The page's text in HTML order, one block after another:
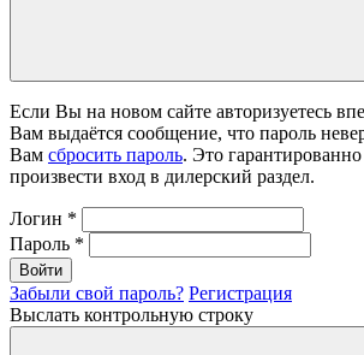
Если Вы на новом сайте авторизуетесь
Вам выдаётся сообщение, что пароль
Вам сбросить пароль. Это
произвести вход в дилерский раздел.
Логин *
Пароль *
Войти
Забыли свой пароль? Регистрация
Выслать контрольную строку